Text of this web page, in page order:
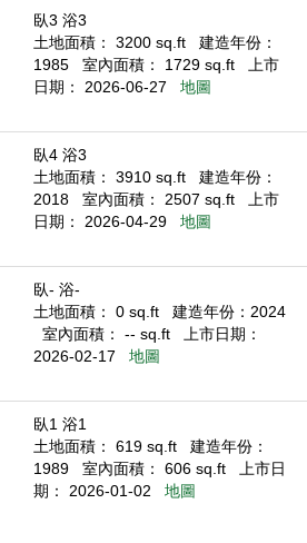
臥3 浴3
土地面積： 3200 sq.ft
建造年份：
1985
室內面積： 1729 sq.ft
上市
日期： 2026-06-27
地圖
臥4 浴3
土地面積： 3910 sq.ft
建造年份：
2018
室內面積： 2507 sq.ft
上市
日期： 2026-04-29
地圖
臥- 浴-
土地面積： 0 sq.ft
建造年份：2024
室內面積： -- sq.ft
上市日期：
2026-02-17
地圖
臥1 浴1
土地面積： 619 sq.ft
建造年份：
1989
室內面積： 606 sq.ft
上市日
期： 2026-01-02
地圖